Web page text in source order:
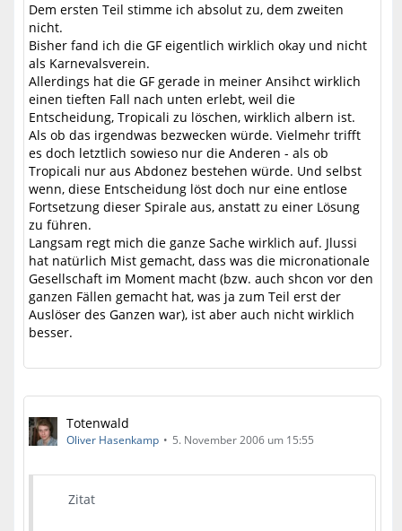
Dem ersten Teil stimme ich absolut zu, dem zweiten
nicht.
Bisher fand ich die GF eigentlich wirklich okay und nicht
als Karnevalsverein.
Allerdings hat die GF gerade in meiner Ansihct wirklich
einen tieften Fall nach unten erlebt, weil die
Entscheidung, Tropicali zu löschen, wirklich albern ist.
Als ob das irgendwas bezwecken würde. Vielmehr trifft
es doch letztlich sowieso nur die Anderen - als ob
Tropicali nur aus Abdonez bestehen würde. Und selbst
wenn, diese Entscheidung löst doch nur eine entlose
Fortsetzung dieser Spirale aus, anstatt zu einer Lösung
zu führen.
Langsam regt mich die ganze Sache wirklich auf. Jlussi
hat natürlich Mist gemacht, dass was die micronationale
Gesellschaft im Moment macht (bzw. auch shcon vor den
ganzen Fällen gemacht hat, was ja zum Teil erst der
Auslöser des Ganzen war), ist aber auch nicht wirklich
besser.
Totenwald
Oliver Hasenkamp 5. November 2006 um 15:55
Zitat